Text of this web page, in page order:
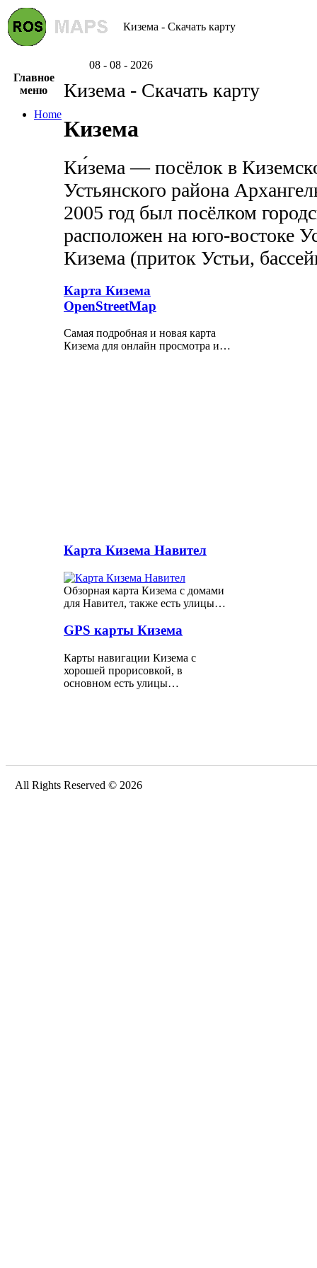
Кизема - Скачать карту
08 - 08 - 2026
Главное
меню
Home
Кизема - Скачать карту
Кизема
Ки́зема — посёлок в
Устьянского района
2005 год был посёлком
расположен на юго-востоке
Кизема (приток Устьи,
Карта Кизема
OpenStreetMap
Самая подробная и новая карта
Кизема для онлайн просмотра и…
Карта Кизема Навител
Обзорная карта Кизема с домами
для Навител, также есть улицы…
GPS карты Кизема
Карты навигации Кизема с
хорошей прорисовкой, в
основном есть улицы…
All Rights Reserved © 2026